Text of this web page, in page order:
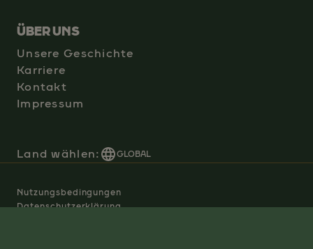
ÜBER UNS
Unsere Geschichte
Karriere
Kontakt
Impressum
Land wählen: GLOBAL
Nutzungsbedingungen
Datenschutzerklärung